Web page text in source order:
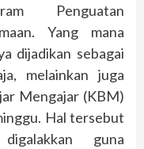
Penguatan
Yang mana
dijadikan sebagai
melainkan juga
Mengajar (KBM)
Hal tersebut
guna